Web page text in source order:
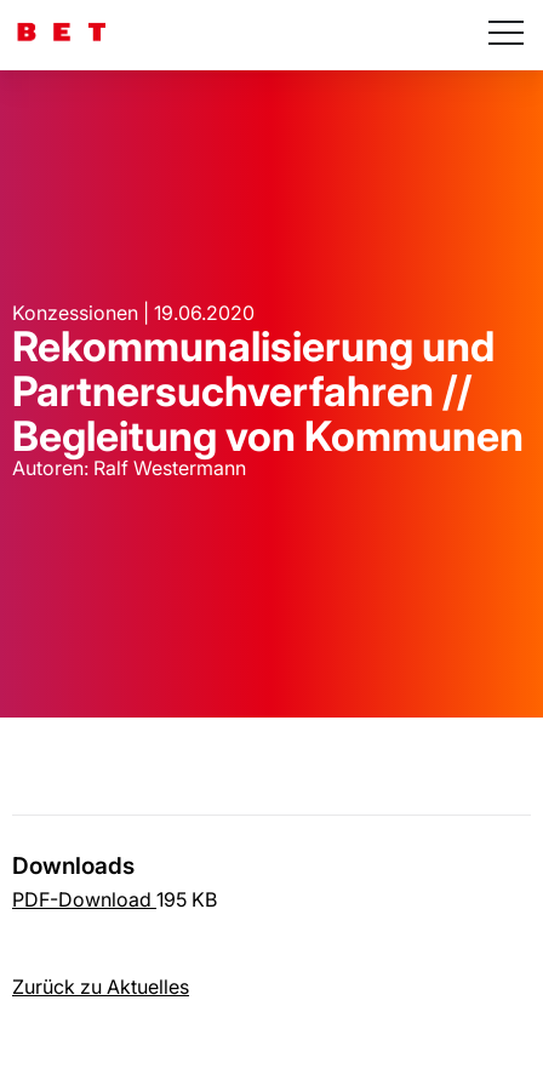
Konzessionen | 19.06.2020
Rekommunalisierung und
Partnersuchverfahren //
Begleitung von Kommunen
Autoren: Ralf Westermann
Downloads
PDF-Download 195 KB
Zurück zu Aktuelles